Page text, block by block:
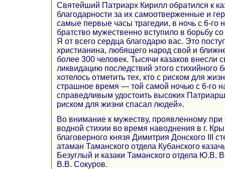
Святейший Патриарх Кирилл обратился к
благодарности за их самоотверженные и
самые первые часы трагедии, в ночь с 6-го
братство мужественно вступило в борьбу
Я от всего сердца благодарю вас. Это
христианина, любящего народ свой и
более 300 человек. Тысячи казаков внесли
ликвидацию последствий этого стихийного
хотелось отметить тех, кто с риском для
страшное время — той самой ночью с 6-го
справедливым удостоить высоких
риском для жизни спасал людей».
Во внимание к мужеству, проявленному
водной стихии во время наводнения в г.
благоверного князя Димитрия Донского III
атаман Таманского отдела Кубанского
Безуглый и казаки Таманского отдела Ю.В.
В.В. Сокуров.